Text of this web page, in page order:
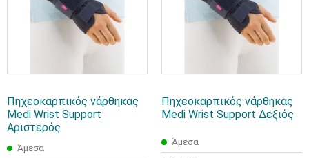
Πηχεοκαρπικός νάρθηκας
Medi Wrist Support
Αριστερός
Άμεσα
Πηχεοκαρπικός νάρθηκας
Medi Wrist Support Δεξιός
Άμεσα